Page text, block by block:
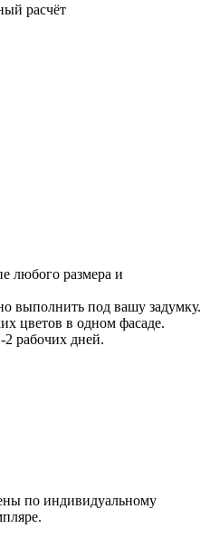
расчёт
любого размера и
выполнить под вашу задумку.
цветов в одном фасаде.
2 рабочих дней.
по индивидуальному